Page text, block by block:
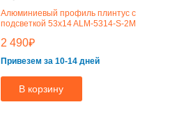
Алюминиевый профиль плинтус с
подсветкой 53x14 ALM-5314-S-2M
2 490₽
Привезем за 10-14 дней
В корзину